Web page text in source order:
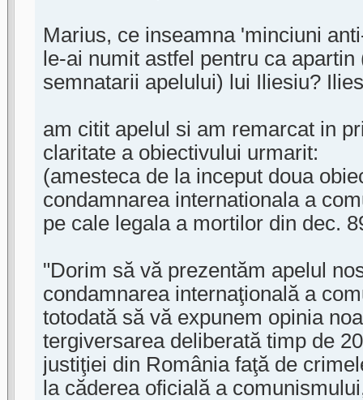
Marius, ce inseamna 'minciuni
le-ai numit astfel pentru ca
semnatarii apelului) lui Iliesiu?
am citit apelul si am remarcat in
claritate a obiectivului urmarit:
(amesteca de la inceput doua
condamnarea internationala a
pe cale legala a mortilor din dec.
"Dorim să vă prezentăm apelul
condamnarea internaţională a
totodată să vă expunem opinia
tergiversarea deliberată timp de
justiţiei din România faţă de
la căderea oficială a